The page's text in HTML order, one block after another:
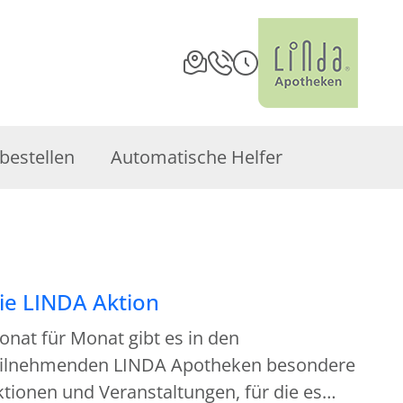
Automatische Helfer
LINDA Aktion
für Monat gibt es in den
LINDA Apotheken besondere
und Veranstaltungen, für die es